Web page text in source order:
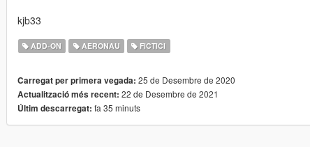
kjb33
ADD-ON AERONAU FICTICI
Carregat per primera vegada: 25 de Desembre de 2020
Actualització més recent: 22 de Desembre de 2021
Últim descarregat: fa 35 minuts